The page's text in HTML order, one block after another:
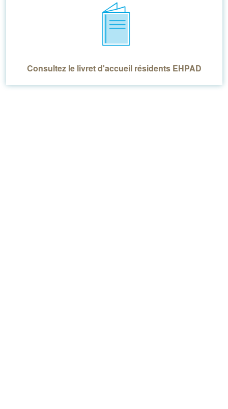
Consultez le livret d'accueil résidents EHPAD